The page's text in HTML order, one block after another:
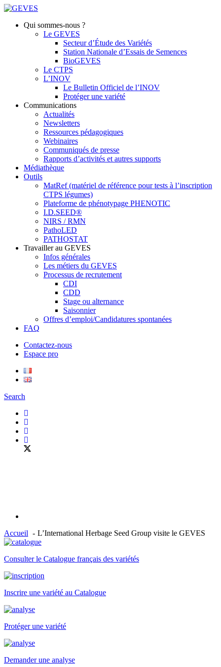
Qui sommes-nous ?
Le GEVES
Secteur d’Étude des Variétés
Station Nationale d’Essais de Semences
BioGEVES
Le CTPS
L’INOV
Le Bulletin Officiel de l’INOV
Protéger une variété
Communications
Actualités
Newsletters
Ressources pédagogiques
Webinaires
Communiqués de presse
Rapports d’activités et autres supports
Médiathèque
Outils
MatRef (matériel de référence pour tests à l’inscription
CTPS légumes)
Plateforme de phénotypage PHENOTIC
I.D.SEED®
NIRS / RMN
PathoLED
PATHOSTAT
Travailler au GEVES
Infos générales
Les métiers du GEVES
Processus de recrutement
CDI
CDD
Stage ou alternance
Saisonnier
Offres d’emploi/Candidatures spontanées
FAQ
Contactez-nous
Espace pro
Search
Accueil L’International Herbage Seed Group visite le GEVES
Consulter le Catalogue français des variétés
Inscrire une variété au Catalogue
Protéger une variété
Demander une analyse